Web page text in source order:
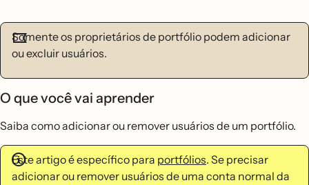
Somente os proprietários de portfólio podem adicionar
ou excluir usuários.
O que você vai aprender
Saiba como adicionar ou remover usuários de um portfólio.
Este artigo é específico para portfólios. Se precisar
adicionar ou remover usuários de uma conta normal da